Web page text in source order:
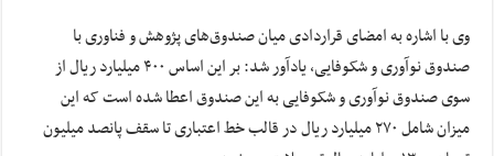
وی با اشاره به امضای قراردادی میان صندوق‌های پژوهش و فناوری با
صندوق نوآوری و شکوفایی، یادآور شد: بر این اساس ۴۰۰ میلیارد ریال از
سوی صندوق نوآوری و شکوفایی به این صندوق اعطا شده است که این
میزان شامل ۲۷۰ میلیارد ریال در قالب خط اعتباری تا سقف پانصد میلیون